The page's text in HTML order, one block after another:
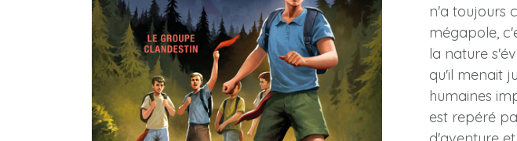
n'a toujours
mégapole,
la nature
qu'il menait
humaines
est repéré